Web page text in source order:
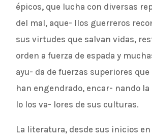
épicos, que lucha con diversas
del mal, aque- llos guerreros
sus virtudes que salvan vidas,
orden a fuerza de espada y
ayu- da de fuerzas superiores
han engendrado, encar- nando
lo los va- lores de sus culturas.
La literatura, desde sus inicios